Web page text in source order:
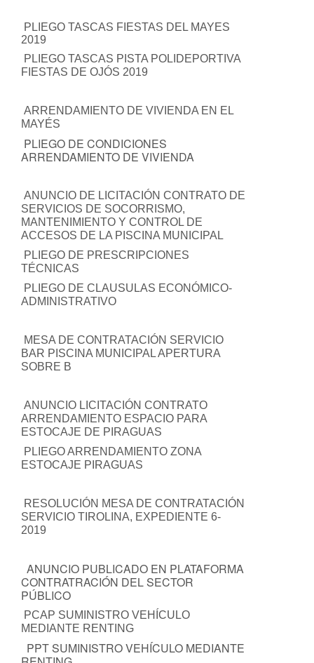
PLIEGO TASCAS FIESTAS DEL MAYES
2019
PLIEGO TASCAS PISTA POLIDEPORTIVA
FIESTAS DE OJÓS 2019
ARRENDAMIENTO DE VIVIENDA EN EL
MAYÉS
PLIEGO DE CONDICIONES
ARRENDAMIENTO DE VIVIENDA
ANUNCIO DE LICITACIÓN CONTRATO DE
SERVICIOS DE SOCORRISMO,
MANTENIMIENTO Y CONTROL DE
ACCESOS DE LA PISCINA MUNICIPAL
PLIEGO DE PRESCRIPCIONES
TÉCNICAS
PLIEGO DE CLAUSULAS ECONÓMICO-
ADMINISTRATIVO
MESA DE CONTRATACIÓN SERVICIO
BAR PISCINA MUNICIPAL APERTURA
SOBRE B
ANUNCIO LICITACIÓN CONTRATO
ARRENDAMIENTO ESPACIO PARA
ESTOCAJE DE PIRAGUAS
PLIEGO ARRENDAMIENTO ZONA
ESTOCAJE PIRAGUAS
RESOLUCIÓN MESA DE CONTRATACIÓN
SERVICIO TIROLINA, EXPEDIENTE 6-
2019
ANUNCIO PUBLICADO EN PLATAFORMA
CONTRATRACIÓN DEL SECTOR
PÚBLICO
PCAP SUMINISTRO VEHÍCULO
MEDIANTE RENTING
PPT SUMINISTRO VEHÍCULO MEDIANTE